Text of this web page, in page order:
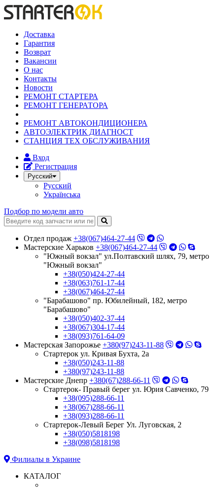
Доставка
Гарантия
Возврат
Вакансии
О нас
Контакты
Новости
РЕМОНТ СТАРТЕРА
РЕМОНТ ГЕНЕРАТОРА
РЕМОНТ АВТОКОНДИЦИОНЕРА
АВТОЭЛЕКТРИК ДИАГНОСТ
СТАНЦИЯ ТЕХ ОБСЛУЖИВАНИЯ
Вход
Регистрация
Русский
Русский
Українська
Подбор по модели авто
Отдел продаж +38(067)464-27-44
Мастерские Харьков +38(067)464-27-44
"Южный вокзал" ул.Полтавский шлях, 79, метро
"Южный вокзал"
+38(050)424-27-44
+38(063)761-17-44
+38(067)464-27-44
"Барабашово" пр. Юбилейный, 182, метро
"Барабашово"
+38(050)402-37-44
+38(067)304-17-44
+38(093)761-64-09
Мастерская Запорожье +380(97)243-11-88
Стартерок ул. Кривая Бухта, 2а
+38(050)243-11-88
+380(97)243-11-88
Мастерские Днепр +380(67)288-66-11
Стартерок- Правый берег ул. Юрия Савченко, 79
+38(095)288-66-11
+38(067)288-66-11
+38(093)288-66-11
Стартерок-Левый Берег Ул. Луговская, 2
+38(050)5818198
+38(098)5818198
Филиалы в Украине
КАТАЛОГ